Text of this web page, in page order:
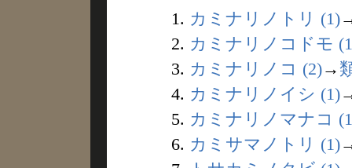
1. カミナリノトリ (1)
2. カミナリノコドモ
3. カミナリノコ (2)→
4. カミナリノイシ (1)
5. カミナリノマナコ
6. カミサマノトリ (1)